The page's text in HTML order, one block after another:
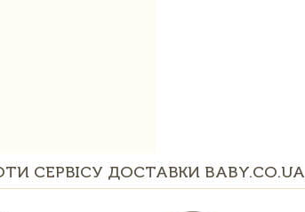
СЕРВІСУ ДОСТАВКИ BABY.CO.UA